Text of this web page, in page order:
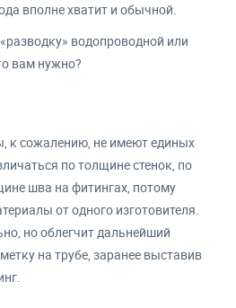
вполне хватит и обычной.
водопроводной или
вам нужно?
к сожалению, не имеют единых
по толщине стенок, по
шва на фитингах, потому
от одного изготовителя.
но облегчит дальнейший
на трубе, заранее выставив